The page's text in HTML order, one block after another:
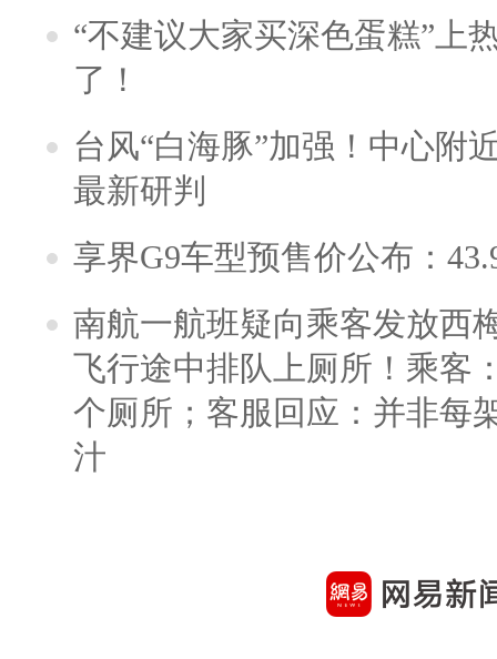
“不建议大家买深色蛋糕”上
了！
台风“白海豚”加强！中心附
最新研判
享界G9车型预售价公布：
南航一航班疑向乘客发放西
飞行途中排队上厕所！乘客
个厕所；客服回应：并非每
汁